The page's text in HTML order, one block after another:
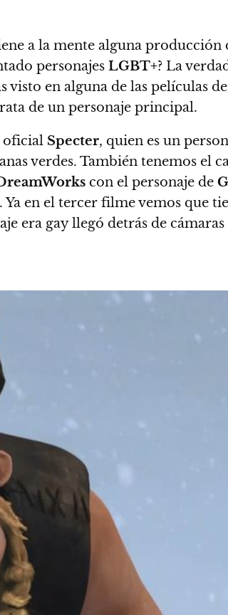
a la mente alguna producción
personajes LGBT+? La
visto en alguna de las películas
de un personaje principal.
oficial Specter, quien es un
verdes. También tenemos el
con el personaje de
en el tercer filme vemos que
era gay llegó detrás de